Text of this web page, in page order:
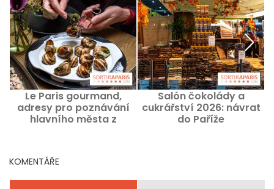
Le Paris gourmand,
adresy pro poznávání
hlavního města z
Salón čokolády a
cukrářství 2026: návrat
do Paříže
KOMENTÁŘE